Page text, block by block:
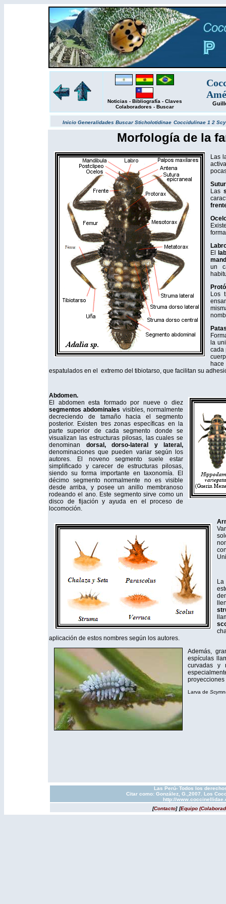
Noticias - Bibliografía - Claves
Colaboradores - Buscar
Inicio Generalidades BuscarSticholotidinae Coccidulinae 1 2
Morfología de la
Las
Las
El
un
Los
la
cada
espatulados en el extremo del tibiotarso, que facilitan su
Abdomen.
El abdomen esta formado por nueve o diez
segmentos abdominales visibles, normalmente
decreciendo de tamaño hacia el segmento
posterior. Existen tres zonas específicas en la
parte superior de cada segmento donde se
visualizan las estructuras pilosas, las cuales se
denominan dorsal, dorso-lateral y lateral,
denominaciones que pueden variar según los
autores. El noveno segmento suele estar
simplificado y carecer de estructuras pilosas,
siendo su forma importante en taxonomía. El
décimo segmento normalmente no es visible
desde arriba, y posee un anillo membranoso
rodeando el ano. Este segmento sirve como un
disco de fijación y ayuda en el proceso de
locomoción.
aplicación de estos nombres según los autores.
Además,
espículas
curvadas y
Larva de
Las Perú- Todos los
Citar como: González, G.,2007. Los
http://
[Contacto] [Equipo